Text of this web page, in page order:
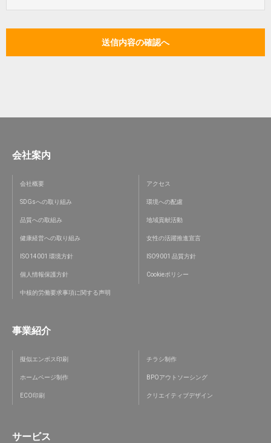
会社案内
会社概要 アクセス
SDGsへの取り組み 環境への配慮
品質への取組み 地域貢献活動
健康経営への取り組み 女性の活躍推進宣言
ISO14001 環境方針 ISO9001 品質方針
個人情報保護方針 Cookieポリシー
中核的労働要求事項に関する声明
事業紹介
擬似エンボス印刷 チラシ制作
ホームページ制作 BPOアウトソーシング
ECO印刷 クリエイティブデザイン
サービス